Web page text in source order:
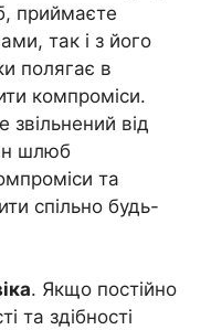
приймаєте
так і з його
полягає в
компроміси.
від
шлюб
та
спільно будь-
. Якщо постійно
та здібності